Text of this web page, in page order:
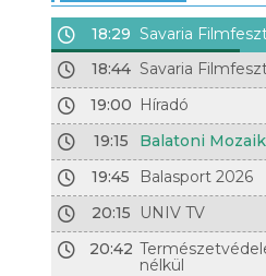
18:29 Savaria
18:44 Savaria
19:00 Híradó
19:15
Balatoni Mozaik
19:45
Balasport 2026
20:15
UNIV TV
20:42
nélkül